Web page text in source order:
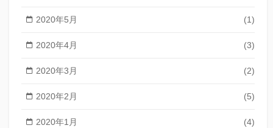
2020年5月 (1)
2020年4月 (3)
2020年3月 (2)
2020年2月 (5)
2020年1月 (4)